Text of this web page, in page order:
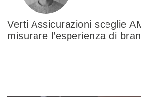
Verti Assicurazioni sceglie
misurare l’esperienza di